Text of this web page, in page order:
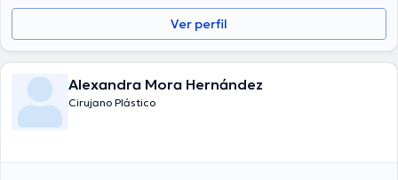
Ver perfil
Alexandra Mora Hernández
Cirujano Plástico